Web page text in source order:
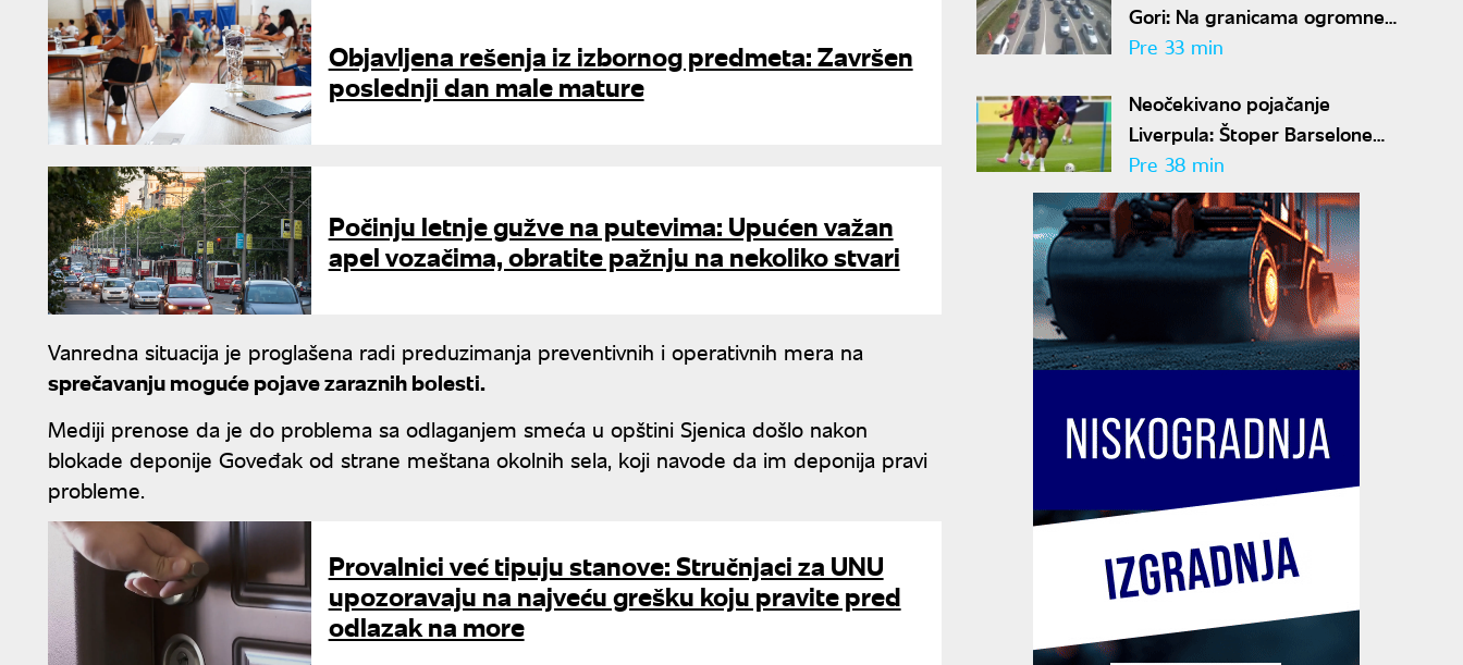
Objavljena rešenja iz izbornog predmeta: Završen
poslednji dan male mature
Počinju letnje gužve na putevima: Upućen važan
apel vozačima, obratite pažnju na nekoliko stvari
Vanredna situacija je proglašena radi preduzimanja preventivnih i operativnih mera na
sprečavanju moguće pojave zaraznih bolesti.
Mediji prenose da je do problema sa odlaganjem smeća u opštini Sjenica došlo nakon
blokade deponije Goveđak od strane meštana okolnih sela, koji navode da im deponija pravi
probleme.
Provalnici već tipuju stanove: Stručnjaci za UNU
upozoravaju na najveću grešku koju pravite pred
odlazak na more
Gori: Na granicama ogromne
gužve, vozači upozoravaju na
Pre 33 min
Neočekivano pojačanje
Liverpula: Štoper Barselone
stiže na Enfild
Pre 38 min